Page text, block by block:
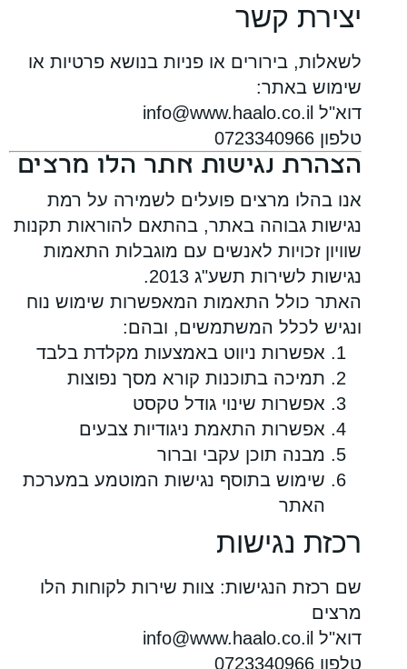
יצירת קשר
לשאלות, בירורים או פניות בנושא פרטיות או
שימוש באתר:
דוא"ל info@www.haalo.co.il
טלפון 0723340966
הצהרת נגישות אתר הלו מרצים
אנו בהלו מרצים פועלים לשמירה על רמת
נגישות גבוהה באתר, בהתאם להוראות תקנות
שוויון זכויות לאנשים עם מוגבלות התאמות
נגישות לשירות תשע"ג 2013.
האתר כולל התאמות המאפשרות שימוש נוח
ונגיש לכלל המשתמשים, ובהם:
אפשרות ניווט באמצעות מקלדת בלבד
תמיכה בתוכנות קורא מסך נפוצות
אפשרות שינוי גודל טקסט
אפשרות התאמת ניגודיות צבעים
מבנה תוכן עקבי וברור
שימוש בתוסף נגישות המוטמע במערכת
האתר
רכזת נגישות
שם רכזת הנגישות: צוות שירות לקוחות הלו
מרצים
דוא"ל info@www.haalo.co.il
טלפון 0723340966